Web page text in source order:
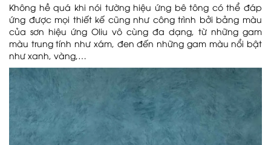
Không hề quá khi nói tường hiệu ứng bê tông có thể đáp
ứng được mọi thiết kế cũng như công trình bởi bảng màu
của sơn hiệu ứng Oliu vô cùng đa dạng, từ những gam
màu trung tính như xám, đen đến những gam màu nổi bật
như xanh, vàng,…